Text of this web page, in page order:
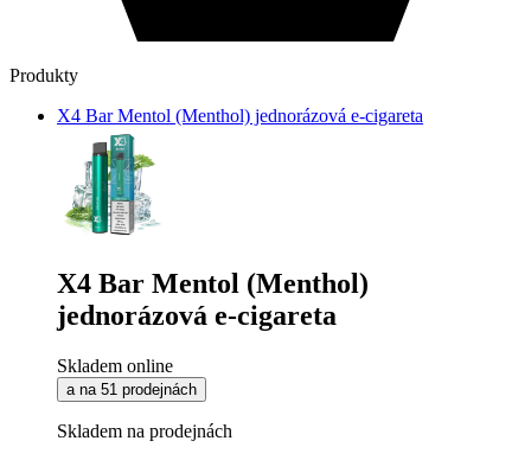
Produkty
X4 Bar Mentol (Menthol) jednorázová e-cigareta
X4 Bar Mentol (Menthol)
jednorázová e-cigareta
Skladem online
a na 51 prodejnách
Skladem na prodejnách